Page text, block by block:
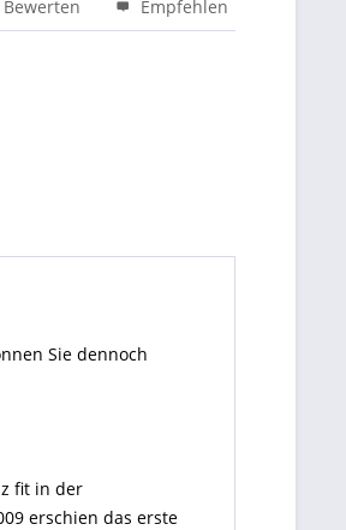
Bewerten Empfehlen
Sie dennoch
fit in der
erschien das erste